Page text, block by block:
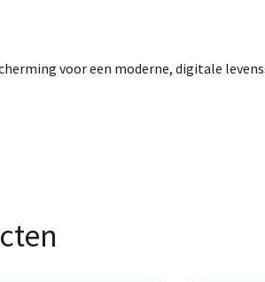
voor een moderne, digitale